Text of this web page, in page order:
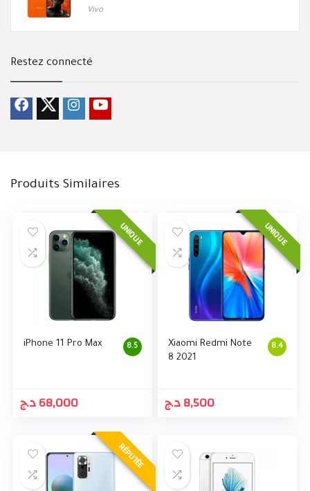
Vivo
Restez connecté
Produits Similaires
UNIQUE
8.5
iPhone 11 Pro Max
68,000د.ج
UNIQUE
8.4
Xiaomi Redmi Note
8 2021
8,500د.ج
RÉPUTÉE